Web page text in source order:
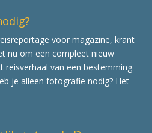
voor magazine, krant
nu om een compleet nieuw
reisverhaal van een bestemming
je alleen fotografie nodig? Het